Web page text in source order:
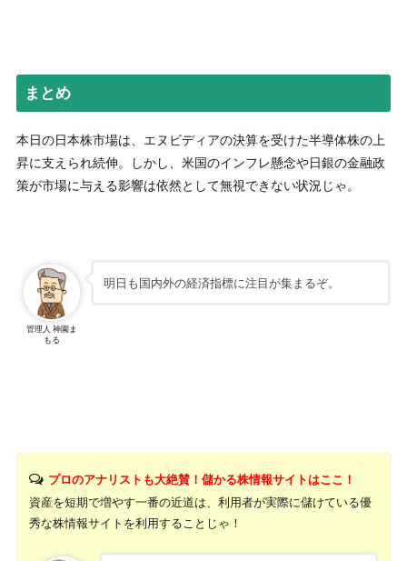
まとめ
本日の日本株市場は、エヌビディアの決算を受けた半導体株の上
昇に支えられ続伸。しかし、米国のインフレ懸念や日銀の金融政
策が市場に与える影響は依然として無視できない状況じゃ。
管理人 神園ま
もる
明日も国内外の経済指標に注目が集まるぞ。
プロのアナリストも大絶賛！儲かる株情報サイトはここ！
資産を短期で増やす一番の近道は、利用者が実際に儲けている優
秀な株情報サイトを利用することじゃ！